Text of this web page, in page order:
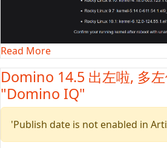
Read More
Domino 14.5 出左啦, 多
"Domino IQ"
'Publish date is not enabled in